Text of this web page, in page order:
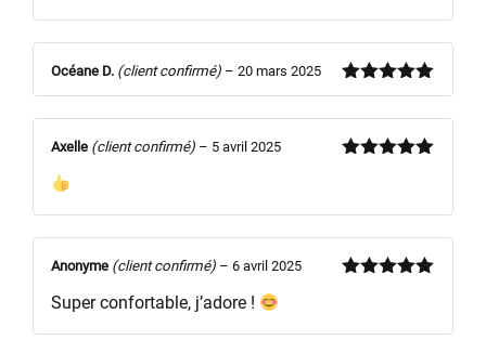
Note5sur
Océane D. (client confirmé) – 20 mars 2025
Axelle (client confirmé) – 5 avril 2025
Anonyme (client confirmé) – 6 avril 2025
Super confortable, j’adore !